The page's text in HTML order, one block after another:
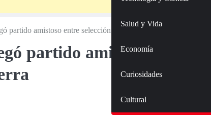
Salud y Vida
Economía
Curiosidades
Cultural
partido amistoso entre selección peruana e Inglaterra
partido amistoso entre